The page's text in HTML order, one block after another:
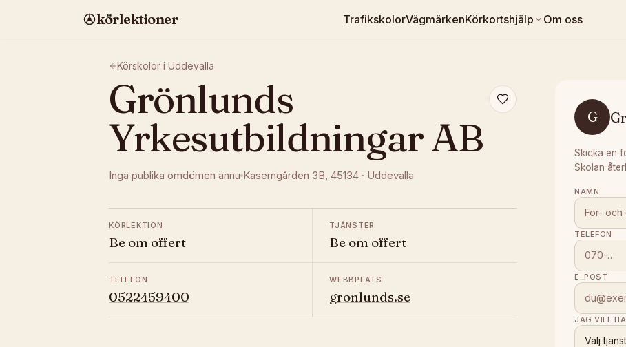
körlektioner TrafikskolorVägmärkenKörkortshjälp Om oss
Körskolor i Uddevalla
Grönlunds
Yrkesutbildningar AB
Inga publika omdömen ännu Kaserngården 3B, 45134 · Uddevalla
KÖRLEKTION
Be om offert
TJÄNSTER
Be om offert
TELEFON
0522459400
WEBBPLATS
gronlunds.se
G
Skicka en
Skolan
NAMN
TELEFON
E-POST
JAG VILL
Välj